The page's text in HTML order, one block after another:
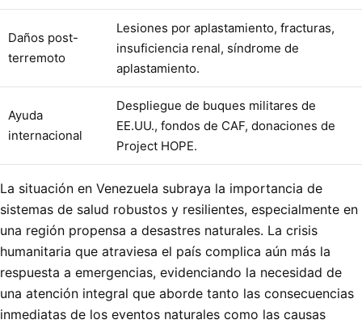
Daños post-
terremoto
Lesiones por aplastamiento, fracturas,
insuficiencia renal, síndrome de
aplastamiento.
Ayuda
internacional
Despliegue de buques militares de
EE.UU., fondos de CAF, donaciones de
Project HOPE.
La situación en Venezuela subraya la importancia de
sistemas de salud robustos y resilientes, especialmente en
una región propensa a desastres naturales. La crisis
humanitaria que atraviesa el país complica aún más la
respuesta a emergencias, evidenciando la necesidad de
una atención integral que aborde tanto las consecuencias
inmediatas de los eventos naturales como las causas